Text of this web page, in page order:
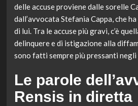
delle accuse proviene dalle sorelle
dall’avvocata Stefania Cappa, che
di lui. Tra le accuse più gravi, c’è
delinquere e di istigazione alla
sono fatti sempre più pressanti
Le parole
Rensis in diretta